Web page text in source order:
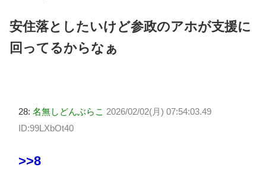
安住落としたいけど参政のアホが支援に
回ってるからなぁ
28: 名無しどんぶらこ 2026/02/02(月) 07:54:03.49
ID:99LXbOt40
>>8